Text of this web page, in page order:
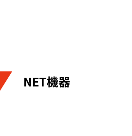
NET機器